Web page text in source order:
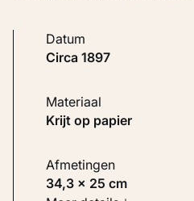
Datum
circa 1897
Materiaal
Krijt op papier
Afmetingen
34,3 × 25 cm